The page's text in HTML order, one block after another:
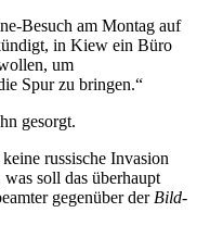
Besuch am Montag auf
in Kiew ein Büro
um
Spur zu bringen.“
gesorgt.
russische Invasion
soll das überhaupt
gegenüber der Bild-